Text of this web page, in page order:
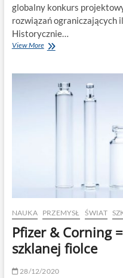
globalny konkurs
rozwiązań ograniczających
Historycznie…
View MoreNo
projektanci
NAUKA PRZEMYSŁ ŚWIAT
Pfizer & Corning
szklanej fiolce
28/12/2020